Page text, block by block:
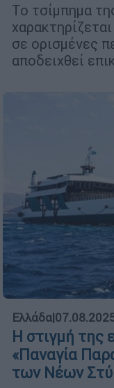
Το τσίμπημα
σε ορισμένες
αποδειχθεί
Ελλάδα|
Η στιγμή της
«Παναγία
των Νέων